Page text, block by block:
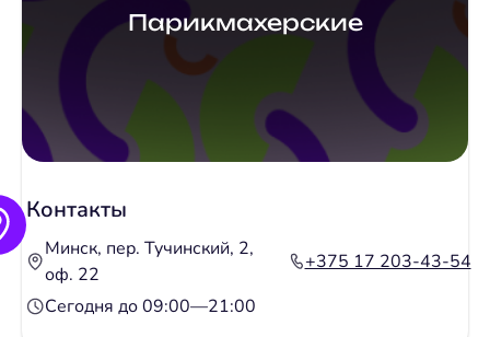
Парикмахерские
Контакты
Минск, пер. Тучинский, 2,
оф. 22
+375 17 203-43-54
Сегодня до 09:00—21:00